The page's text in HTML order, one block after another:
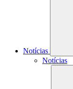
Notícias
Notícias